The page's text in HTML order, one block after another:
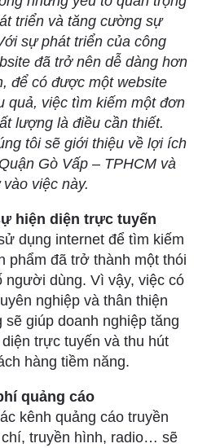
triển và tăng cường sự
sự phát triển của công
đã trở nên dễ dàng hơn
để có được một website
quả, việc tìm kiếm một đơn
lượng là điều cần thiết.
tôi sẽ giới thiệu về lợi ích
Gò Vấp – TPHCM và
việc này.
hiện diện trực tuyến
dụng internet để tìm kiếm
phẩm đã trở thành một thói
người dùng. Vì vậy, việc có
nghiệp và thân thiện
giúp doanh nghiệp tăng
trực tuyến và thu hút
hàng tiềm năng.
quảng cáo
kênh quảng cáo truyền
truyền hình, radio… sẽ